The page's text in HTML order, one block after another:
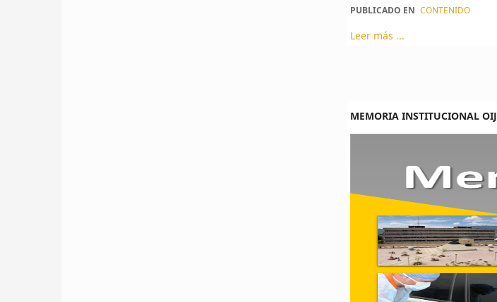
PUBLICADO EN CONTENIDO
Leer más ...
MEMORIA INSTITUCIONAL OIJ